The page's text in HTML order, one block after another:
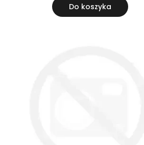
Do koszyka